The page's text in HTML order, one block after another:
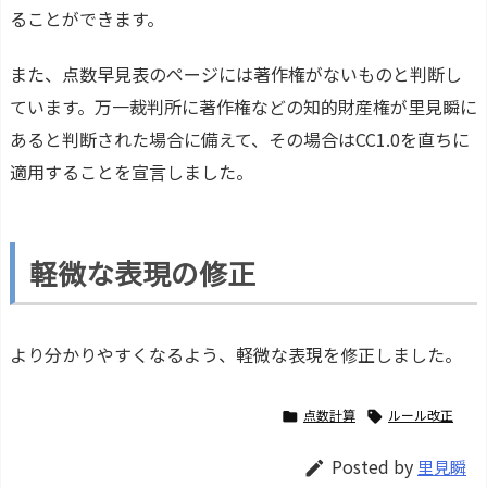
ることができます。
また、点数早見表のページには著作権がないものと判断し
ています。万一裁判所に著作権などの知的財産権が里見瞬に
あると判断された場合に備えて、その場合はCC1.0を直ちに
適用することを宣言しました。
軽微な表現の修正
より分かりやすくなるよう、軽微な表現を修正しました。
 点数計算  ルール改正
 Posted by 里見瞬